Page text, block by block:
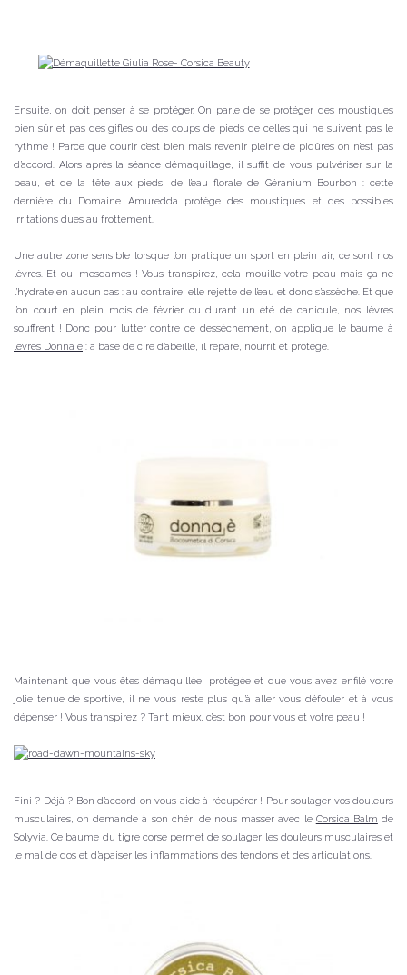
Ensuite, on doit penser à se protéger. On parle de se protéger des moustiques
bien sûr et pas des gifles ou des coups de pieds de celles qui ne suivent pas le
rythme ! Parce que courir c’est bien mais revenir pleine de piqûres on n’est pas
d’accord. Alors après la séance démaquillage, il suffit de vous pulvériser sur la
peau, et de la tête aux pieds, de l’eau florale de Géranium Bourbon : cette
dernière du Domaine Amuredda protège des moustiques et des possibles
irritations dues au frottement.
Une autre zone sensible lorsque l’on pratique un sport en plein air, ce sont nos
lèvres. Et oui mesdames ! Vous transpirez, cela mouille votre peau mais ça ne
l’hydrate en aucun cas : au contraire, elle rejette de l’eau et donc s’assèche. Et que
l’on court en plein mois de février ou durant un été de canicule, nos lèvres
souffrent ! Donc pour lutter contre ce dessèchement, on applique le baume à
lèvres Donna è : à base de cire d’abeille, il répare, nourrit et protège.
Maintenant que vous êtes démaquillée, protégée et que vous avez enfilé votre
jolie tenue de sportive, il ne vous reste plus qu’à aller vous défouler et à vous
dépenser ! Vous transpirez ? Tant mieux, c’est bon pour vous et votre peau !
Fini ? Déjà ? Bon d’accord on vous aide à récupérer ! Pour soulager vos douleurs
musculaires, on demande à son chéri de nous masser avec le Corsica Balm de
Solyvia. Ce baume du tigre corse permet de soulager les douleurs musculaires et
le mal de dos et d’apaiser les inflammations des tendons et des articulations.